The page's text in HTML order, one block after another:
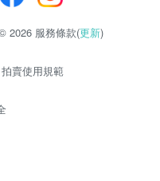
2026 服務條款(更新)
拍賣使用規範